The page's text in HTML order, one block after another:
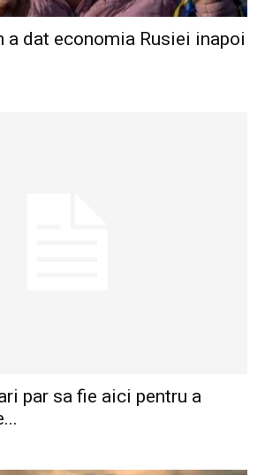
dat economia Rusiei inapoi
par sa fie aici pentru a